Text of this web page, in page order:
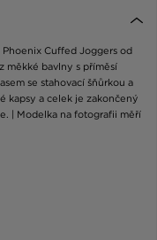
Cuffed Joggers od
měkké bavlny s příměsí
se stahovací šňůrkou a
kapsy a celek je zakončený
| Modelka na fotografii měří